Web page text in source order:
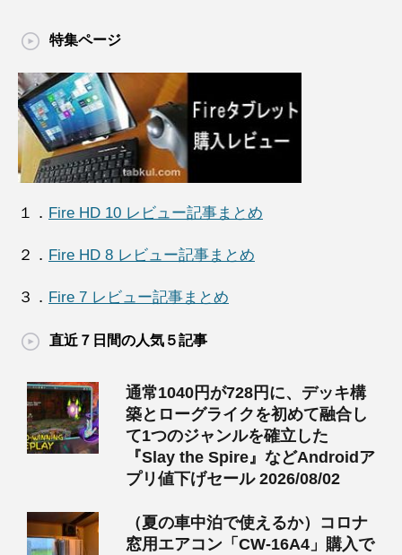
特集ページ
１． Fire HD 10 レビュー記事まとめ
２． Fire HD 8 レビュー記事まとめ
３． Fire 7 レビュー記事まとめ
直近７日間の人気５記事
通常1040円が728円に、デッキ構
築とローグライクを初めて融合し
て1つのジャンルを確立した
『Slay the Spire』などAndroidア
プリ値下げセール 2026/08/02
（夏の車中泊で使えるか）コロナ
窓用エアコン「CW-16A4」購入で